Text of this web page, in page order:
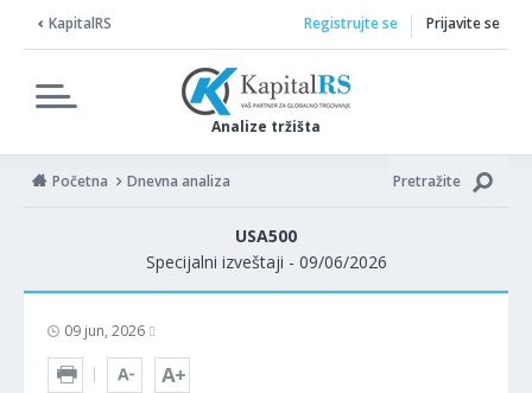
KapitalRS
Analize tržišta
Registrujte se Prijavite se
Početna Dnevna analiza Pretražite
USA500
Specijalni izveštaji - 09/06/2026
09 jun, 2026